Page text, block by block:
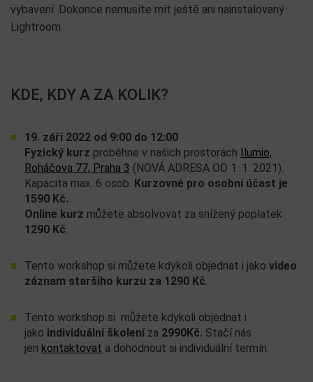
vybavení. Dokonce nemusíte mít ještě ani nainstalovaný
Lightroom.
KDE, KDY A ZA KOLIK?
19. září 2022 od 9:00 do 12:00
Fyzický kurz proběhne v našich prostorách Ilumio,
Roháčova 77, Praha 3 (NOVÁ ADRESA OD 1. 1. 2021).
Kapacita max. 6 osob. Kurzovné pro osobní účast je
1590 Kč.
Online kurz můžete absolvovat za snížený poplatek
1290 Kč.
Tento workshop si můžete kdykoli objednat i jako video
záznam staršího kurzu za 1290 Kč.
Tento workshop si můžete kdykoli objednat i
jako individuální školeníza 2990Kč. Stačí nás
jen kontaktovat a dohodnout si individuální termín.